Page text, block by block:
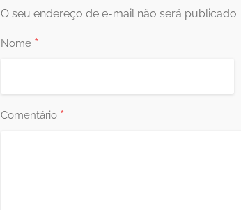
O seu endereço de e-mail não será publicado.
Nome *
Comentário *